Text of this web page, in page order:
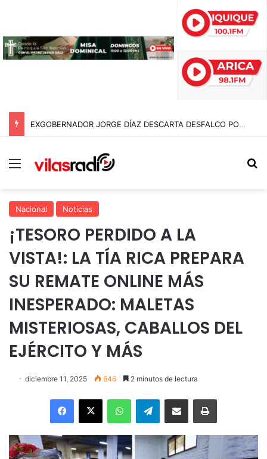
EXGOBERNADOR JORGE DÍAZ DESCARTA DESFALCO POR $95 MIL MILLONES EN EL GORE DE ARICA Y APUNTA A «ERRORES EN SUMATORIA»
Menú
Nacional Noticias
¡TESORO PERDIDO A LA
VISTA!: LA TÍA RICA PREPARA
SU REMATE ONLINE MÁS
INESPERADO: MALETAS
MISTERIOSAS, CABALLOS DEL
EJÉRCITO Y MÁS
diciembre 11, 2025 646 2 minutos de lectura
Facebook
X WhatsAppTelegramEnviar vía email Imprimir